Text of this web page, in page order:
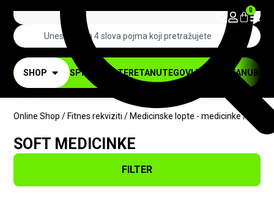
0
SHOP SPRAVE ZA TERETANUTEGOVI ZA TERETANU
Online Shop / Fitnes rekviziti / Medicinske lopte - medicinke/ Soft
SOFT MEDICINKE
FILTER